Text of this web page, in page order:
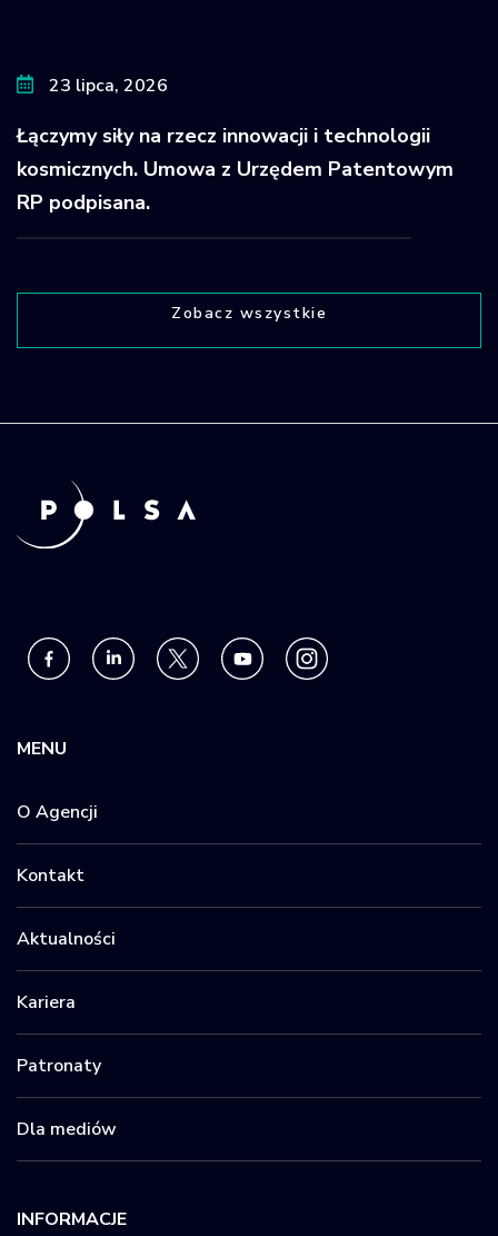
23 lipca, 2026
Łączymy siły na rzecz innowacji i technologii
kosmicznych. Umowa z Urzędem Patentowym
RP podpisana.
Zobacz wszystkie
MENU
O Agencji
Kontakt
Aktualności
Kariera
Patronaty
Dla mediów
INFORMACJE